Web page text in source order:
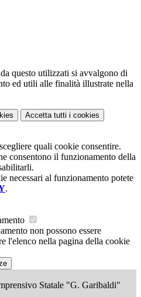
questo utilizzati si avvalgono di
ed utili alle finalità illustrate nella
Accetta tutti i cookies
quali cookie consentire.
consentono il funzionamento della
necessari al funzionamento potete
.
non possono essere
l'elenco nella pagina della cookie
Statale "G. Garibaldi"